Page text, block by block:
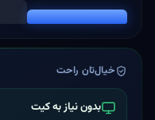
خیال‌تان راحت
بدون نیاز به کیت